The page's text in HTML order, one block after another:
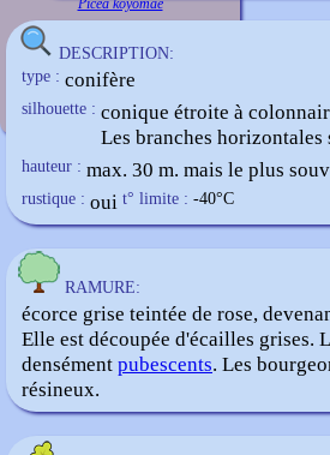
Picea koyomae
DESCRIPTION:
type : conifère
silhouette : conique étroite à
Les branches horizontales
hauteur : max. 30 m. mais le plus
rustique : oui t° limite : -40°C
RAMURE:
écorce grise teintée de rose,
Elle est découpée d'écailles grises.
densément pubescents. Les
résineux.